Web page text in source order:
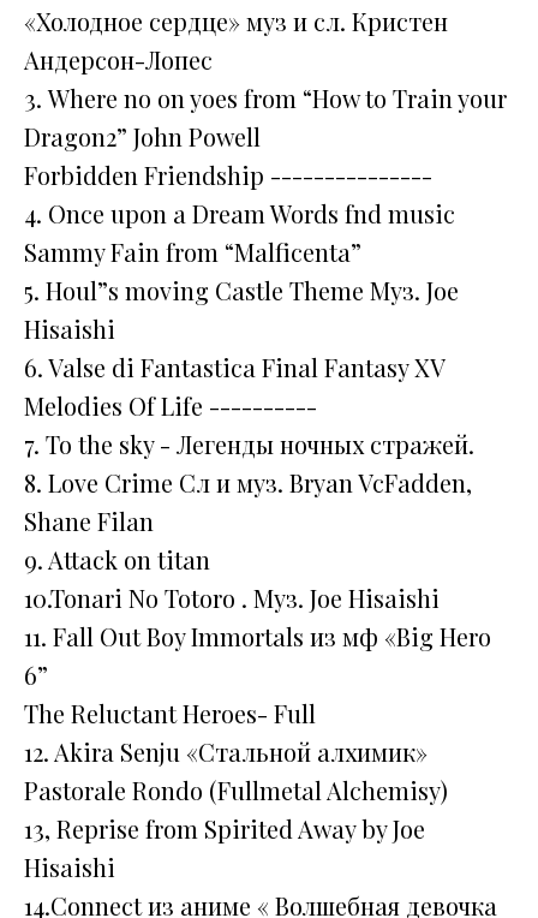
«Холодное сердце» муз и сл. Кристен
Андерсон-Лопес
3. Where no on yoes from “How to Train your
Dragon2” John Powell
Forbidden Friendship ---------------
4. Once upon a Dream Words fnd music
Sammy Fain from “Malficenta”
5. Houl”s moving Castle Theme Муз. Joe
Hisaishi
6. Valse di Fantastica Final Fantasy XV
Melodies Of Life ----------
7. To the sky - Легенды ночных стражей.
8. Love Crime Сл и муз. Bryan VcFadden,
Shane Filan
9. Attack on titan
10.Tonari No Totoro . Муз. Joe Hisaishi
11. Fall Out Boy Immortals из мф «Big Hero
6”
The Reluctant Heroes- Full
12. Akira Senju «Стальной алхимик»
Pastorale Rondo (Fullmetal Alchemisy)
13, Reprise from Spirited Away by Joe
Hisaishi
14.Connect из аниме « Волшебная девочка